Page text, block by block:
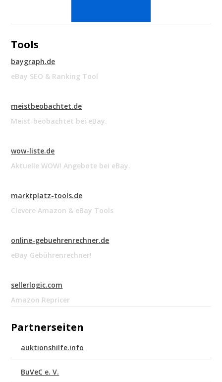
Tools
baygraph.de
eBay SEO & Ranking Tool
meistbeobachtet.de
Meist-beobachtet bei eBay.
wow-liste.de
Aktuelle WOW! Angebote bei eBay.
marktplatz-tools.de
Clevere Amazon & eBay Tools
online-gebuehrenrechner.de
eBay Gebührenrechner!
sellerlogic.com
Amazon Repricer
Partnerseiten
auktionshilfe.info
BuVeC e. V.